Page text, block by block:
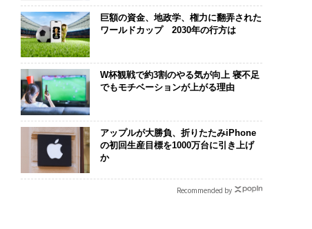
巨額の資金、地政学、権力に翻弄された
ワールドカップ 2030年の行方は
W杯観戦で約3割のやる気が向上 寝不足
でもモチベーションが上がる理由
アップルが大勝負、折りたたみiPhone
の初回生産目標を1000万台に引き上げ
か
Recommended by